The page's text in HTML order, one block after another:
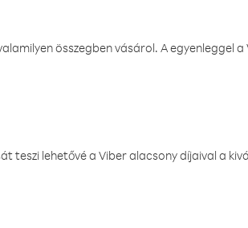
összegben vásárol. A egyenleggel
teszi lehetővé a Viber alacsony díjaival a